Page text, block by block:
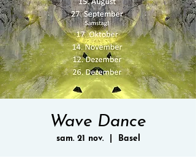
Wave Dance
sam. 21 nov.
  |
Basel